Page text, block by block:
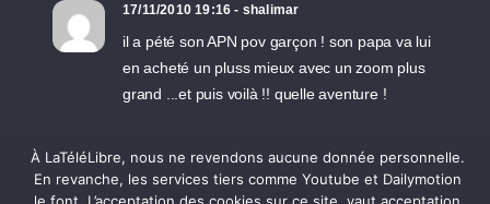
17/11/2010 19:16 - shalimar
il a pété son APN pov garçon ! son papa va lui
en acheté un pluss mieux avec un zoom plus
grand ...et puis voilà !! quelle aventure !
17/11/2010 19:12 - Freemat
http://universalis.over-blog.com/article-realite-
À LaTéléLibre, nous ne revendons aucune donnée personnelle.
En revanche, les services tiers comme Youtube et Dailymotion